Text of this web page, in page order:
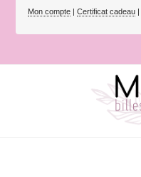
Mon compte | Certificat cadeau |